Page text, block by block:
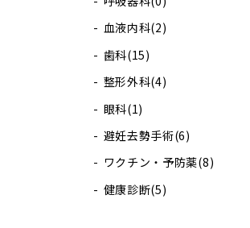
血液内科(2)
歯科(15)
整形外科(4)
眼科(1)
避妊去勢手術(6)
ワクチン・予防薬(8)
健康診断(5)